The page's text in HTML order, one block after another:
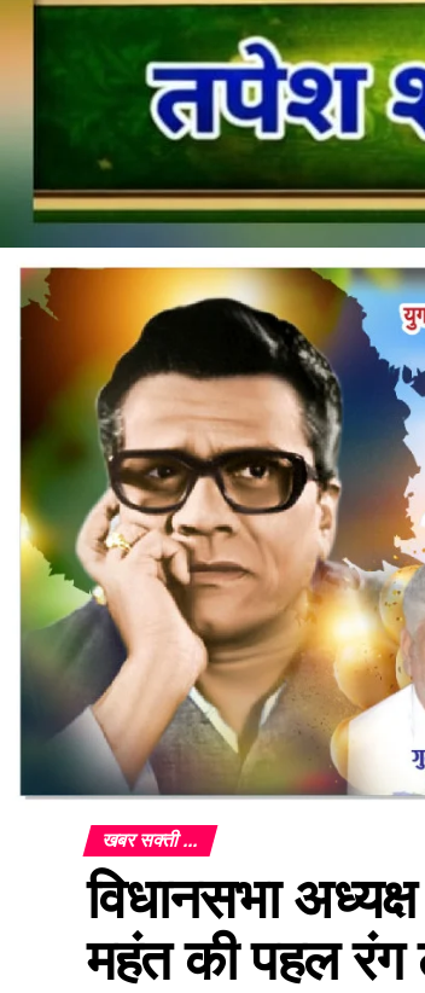
खबर सक्ती ...
विधानसभा
महंत की पहल रंग